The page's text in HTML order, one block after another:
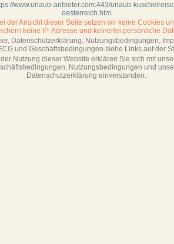
www.urlaub-anbieter.com:443/urlaub-
oesterreich.htm
der Ansicht dieser Seite setzen wir keine Cookies
keine IP-Adresse und keinerlei persönliche
Datenschutzerklärung, Nutzungsbedingungen,
und Geschäftsbedingungen siehe Links auf der
der Nutzung dieser Website erklären Sie sich mit
Nutzungsbedingungen und
Datenschutzerklärung einverstanden.